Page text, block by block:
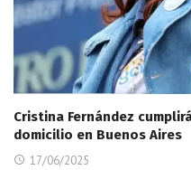
Cristina Fernández
domicilio en Buenos Aires
17/06/2025